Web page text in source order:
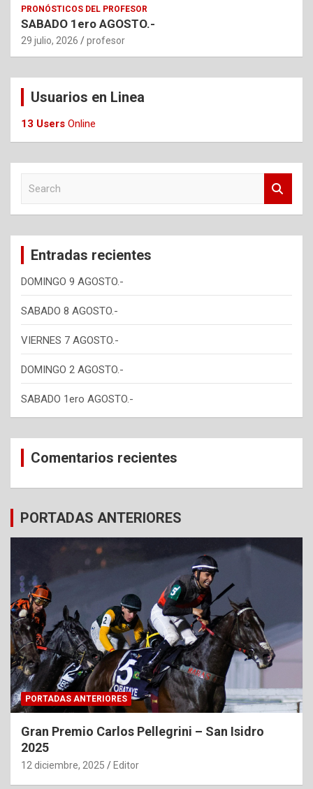
PRONÓSTICOS DEL PROFESOR
SABADO 1ero AGOSTO.-
29 julio, 2026 profesor
Usuarios en Linea
13 Users Online
c
Entradas recientes
DOMINGO 9 AGOSTO.-
SABADO 8 AGOSTO.-
VIERNES 7 AGOSTO.-
DOMINGO 2 AGOSTO.-
SABADO 1ero AGOSTO.-
Comentarios recientes
PORTADAS ANTERIORES
PORTADAS ANTERIORES
Gran Premio Carlos Pellegrini – San Isidro
2025
12 diciembre, 2025 Editor